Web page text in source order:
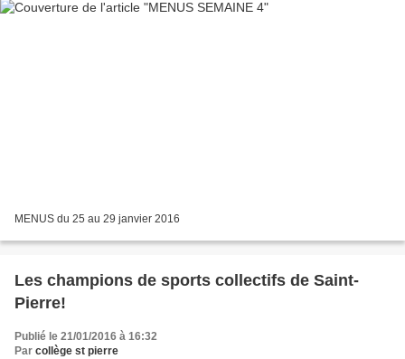
MENUS du 25 au 29 janvier 2016
Les champions de sports collectifs de Saint-
Pierre!
Publié le 21/01/2016 à 16:32
Par collège st pierre